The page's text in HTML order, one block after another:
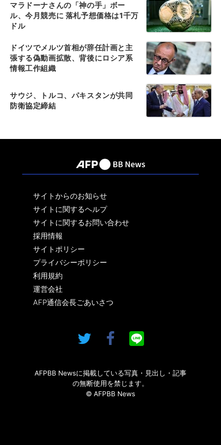
マラドーナさんの「神の手」ボー
ル、今月競売に 落札予想価格は1千万
ドル
ドイツでメルツ首相が辞任計画と主
張する偽動画拡散、背後にロシア系
情報工作組織
サウジ、トルコ、パキスタンが共同
防衛協定締結
サイトからのお知らせ
サイトに関するヘルプ
サイトに関するお問い合わせ
採用情報
サイトポリシー
プライバシーポリシー
利用規約
運営会社
AFP通信会長ごあいさつ
AFPBB Newsに掲載している写真・見出し・記事
の無断使用を禁じます。
© AFPBB News